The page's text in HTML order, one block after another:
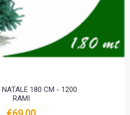
NATALE 180 CM - 1200
RAMI